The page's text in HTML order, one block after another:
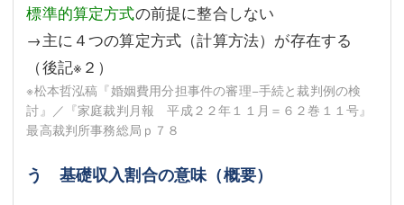
標準的算定方式の前提に整合しない
→主に４つの算定方式（計算方法）が存在する
（後記※２ ）
※松本哲泓稿『婚姻費用分担事件の審理−手続と裁判例の検
討』／『家庭裁判月報 平成２２年１１月＝６２巻１１号』
最高裁判所事務総局ｐ７８
う 基礎収入割合の意味（概要）